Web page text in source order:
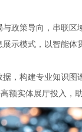
政策导向，串联
示模式，以智能
，构建专业知识
额实体展厅投入，